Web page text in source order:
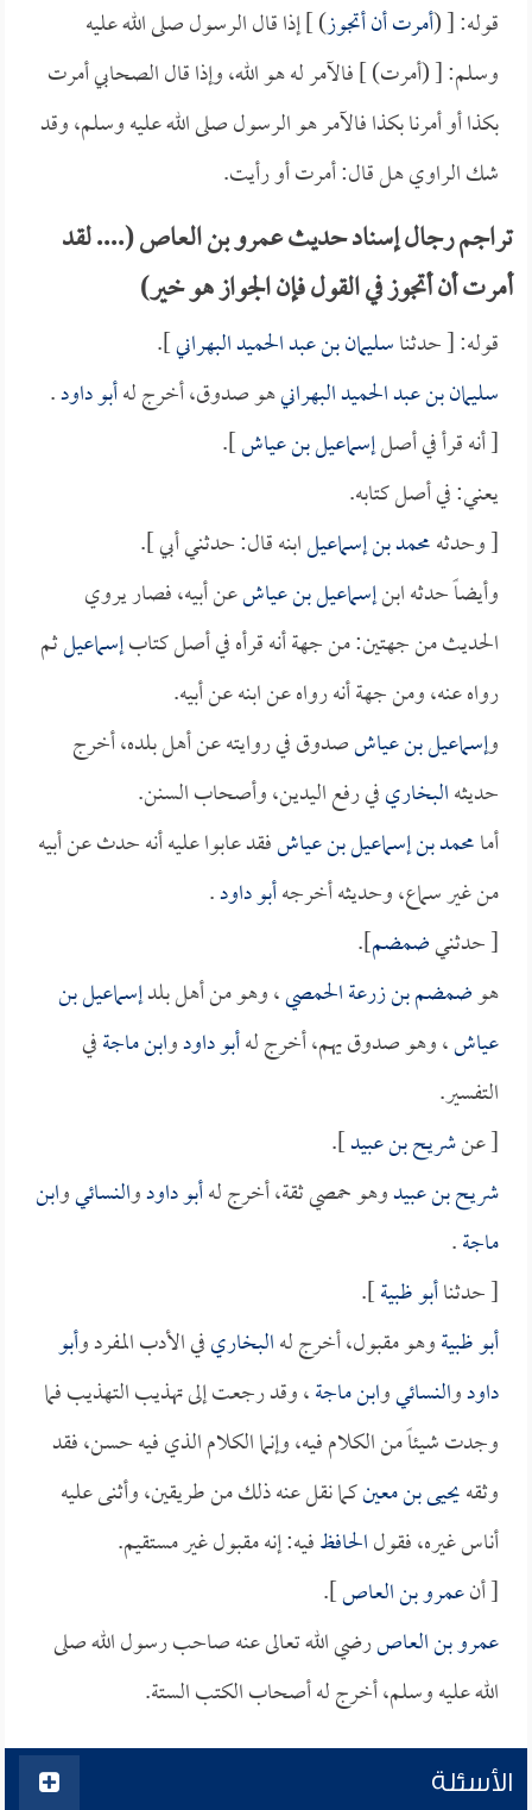
قوله: [ (أمرت أن أتجوز) ] إذا قال الرسول صلى الله عليه
وسلم: [ (أمرت) ] فالآمر له هو الله، وإذا قال الصحابي أمرت
بكذا أو أمرنا بكذا فالآمر هو الرسول صلى الله عليه وسلم، وقد
شك الراوي هل قال: أمرت أو رأيت.
تراجم رجال إسناد حديث عمرو بن العاص (.... لقد
أمرت أن أتجوز في القول فإن الجواز هو خير)
قوله: [ حدثناسليمان بن عبد الحميد البهراني].
سليمان بن عبد الحميد البهرانيهو صدوق، أخرج لهأبو داود.
[ أنه قرأ في أصلإسماعيل بن عياش].
يعني: في أصل كتابه.
[ وحدثهمحمد بن إسماعيلابنه قال: حدثني أبي ].
وأيضاً حدثه ابنإسماعيل بن عياشعن أبيه، فصار يروي
الحديث من جهتين: من جهة أنه قرأه في أصل كتابإسماعيلثم
رواه عنه، ومن جهة أنه رواه عن ابنه عن أبيه.
وإسماعيل بن عياشصدوق في روايته عن أهل بلده، أخرج
حديثهالبخاريفي رفع اليدين، وأصحاب السنن.
أمامحمد بن إسماعيل بن عياشفقد عابوا عليه أنه حدث عن أبيه
من غير سماع، وحديثه أخرجهأبو داود.
[ حدثنيضمضم].
هوضمضم بن زرعة الحمصي، وهو من أهل بلدإسماعيل بن
عياش، وهو صدوق يهم، أخرج لهأبو داودوابن ماجةفي
التفسير.
[ عنشريح بن عبيد].
شريح بن عبيدوهو حمصي ثقة، أخرج لهأبو داودوالنسائيوابن
ماجة.
[ حدثناأبو ظبية].
أبو ظبيةوهو مقبول، أخرج لهالبخاريفي الأدب المفرد وأبو
داودوالنسائيوابن ماجة، وقد رجعت إلى تهذيب التهذيب فما
وجدت شيئاً من الكلام فيه، وإنما الكلام الذي فيه حسن، فقد
وثقهيحيى بن معينكما نقل عنه ذلك من طريقين، وأثنى عليه
أناس غيره، فقولالحافظفيه: إنه مقبول غير مستقيم.
[ أنعمرو بن العاص].
عمرو بن العاصرضي الله تعالى عنه صاحب رسول الله صلى
الله عليه وسلم، أخرج له أصحاب الكتب الستة.
الأسئلة